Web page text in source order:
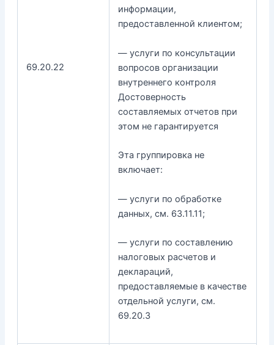
69.20.22
информации,
предоставленной клиентом;
— услуги по консультации
вопросов организации
внутреннего контроля
Достоверность
составляемых отчетов при
этом не гарантируется
Эта группировка не
включает:
— услуги по обработке
данных, см. 63.11.11;
— услуги по составлению
налоговых расчетов и
деклараций,
предоставляемые в качестве
отдельной услуги, см.
69.20.3